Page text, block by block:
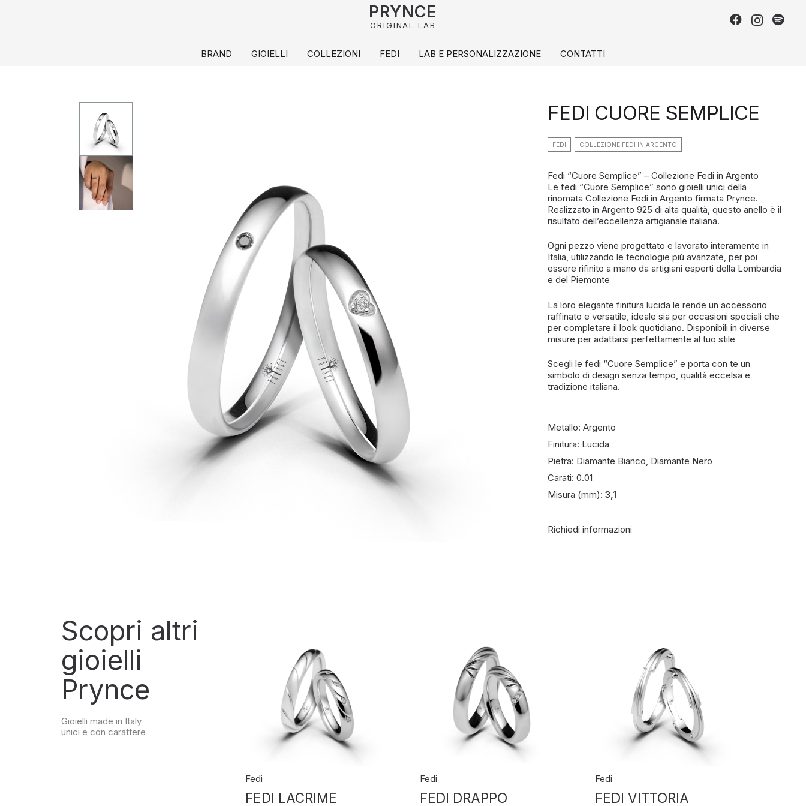
PRYNCE
ORIGINAL LAB
BRAND GIOIELLI COLLEZIONI FEDI LAB E PERSONALIZZAZIONE CONTATTI
FEDI CUORE SEMPLICE
FEDI COLLEZIONE FEDI IN ARGENTO
Fedi “Cuore Semplice” – Collezione Fedi in Argento
Le fedi “Cuore Semplice” sono gioielli unici della
rinomata Collezione Fedi in Argento firmata Prynce.
Realizzato in Argento 925 di alta qualità, questo anello è il
risultato dell’eccellenza artigianale italiana.
Ogni pezzo viene progettato e lavorato interamente in
Italia, utilizzando le tecnologie più avanzate, per poi
essere rifinito a mano da artigiani esperti della Lombardia
e del Piemonte
La loro elegante finitura lucida le rende un accessorio
raffinato e versatile, ideale sia per occasioni speciali che
per completare il look quotidiano. Disponibili in diverse
misure per adattarsi perfettamente al tuo stile
Scegli le fedi “Cuore Semplice” e porta con te un
simbolo di design senza tempo, qualità eccelsa e
tradizione italiana.
Metallo:Argento
Finitura: Lucida
Pietra: Diamante Bianco, Diamante Nero
Carati:0.01
Misura (mm):3,1
Richiedi informazioni
Scopri altri
gioielli
Prynce
Gioielli made in Italy
unici e con carattere
Fedi
FEDI LACRIME
Fedi
FEDI DRAPPO
Fedi
FEDI VITTORIA